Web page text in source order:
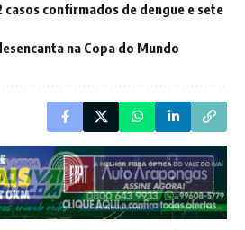
casos confirmados de dengue e sete
na Copa do Mundo